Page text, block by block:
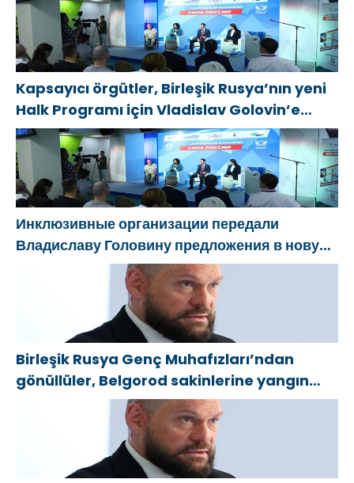
женщин
обстрелов
Kapsayıcı örgütler, Birleşik Rusya’nın yeni
Halk Programı için Vladislav Golovin’e
teklifler sundu
Инклюзивные организации передали
Владиславу Головину предложения в новую
Народную программу «Единой России»
Birleşik Rusya Genç Muhafızları’ndan
gönüllüler, Belgorod sakinlerine yangın
söndürücüler ve jeneratörler konusunda
yardımcı olacak